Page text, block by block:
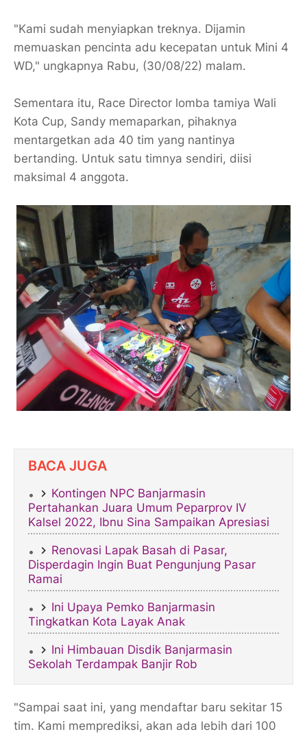
"Kami sudah menyiapkan treknya. Dijamin
memuaskan pencinta adu kecepatan untuk Mini 4
WD," ungkapnya Rabu, (30/08/22) malam.
Sementara itu, Race Director lomba tamiya Wali
Kota Cup, Sandy memaparkan, pihaknya
mentargetkan ada 40 tim yang nantinya
bertanding. Untuk satu timnya sendiri, diisi
maksimal 4 anggota.
BACA JUGA
Kontingen NPC Banjarmasin
Pertahankan Juara Umum Peparprov IV
Kalsel 2022, Ibnu Sina Sampaikan Apresiasi
Renovasi Lapak Basah di Pasar,
Disperdagin Ingin Buat Pengunjung Pasar
Ramai
Ini Upaya Pemko Banjarmasin
Tingkatkan Kota Layak Anak
Ini Himbauan Disdik Banjarmasin
Sekolah Terdampak Banjir Rob
"Sampai saat ini, yang mendaftar baru sekitar 15
tim. Kami memprediksi, akan ada lebih dari 100